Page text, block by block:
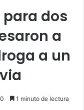
dos
a
a un
0 1 minuto de lectura